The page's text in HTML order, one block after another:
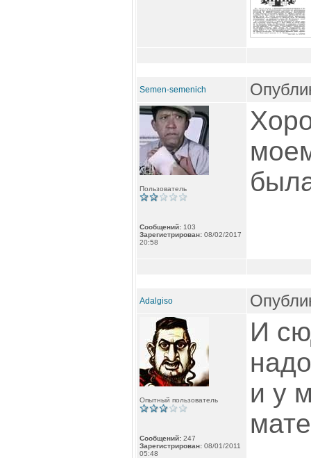
Semen-semenich
Пользователь
Сообщений: 103
Зарегистрирован: 08/02/2017
20:58
Adalgiso
Опытный пользователь
Сообщений: 247
Зарегистрирован: 08/01/2011
05:48
И
и у